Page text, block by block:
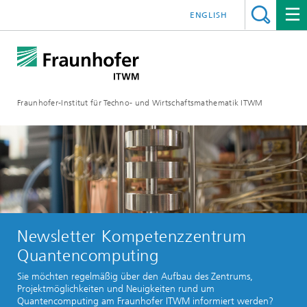
Fraunhofer-Institut für Techno- und Wirtschaftsmathematik ITWM
ENGLISH
Newsletter Kompetenzzentrum
Quantencomputing
Sie möchten regelmäßig über den Aufbau des Zentrums,
Projektmöglichkeiten und Neuigkeiten rund um
Quantencomputing am Fraunhofer ITWM informiert werden?